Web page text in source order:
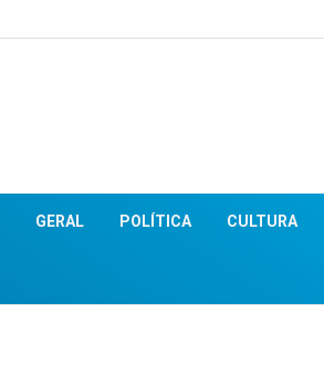
GERAL POLÍTICA CULTURA